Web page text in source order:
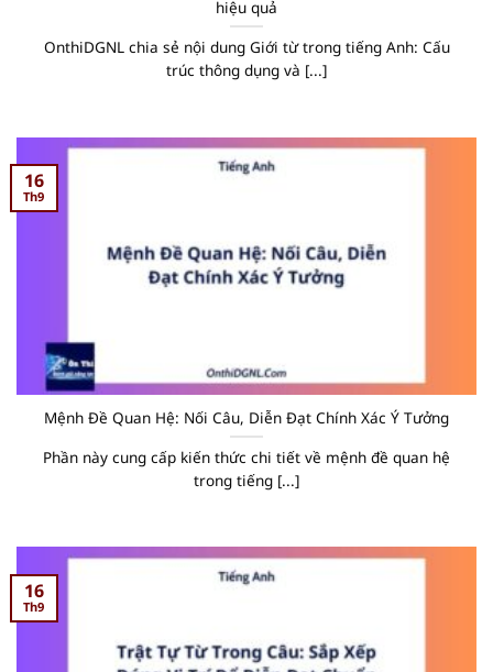
hiệu quả
OnthiDGNL chia sẻ nội dung Giới từ trong tiếng Anh: Cấu
trúc thông dụng và [...]
Mệnh Đề Quan Hệ: Nối Câu, Diễn Đạt Chính Xác Ý Tưởng
Phần này cung cấp kiến thức chi tiết về mệnh đề quan hệ
trong tiếng [...]
16
Th9
16
Th9